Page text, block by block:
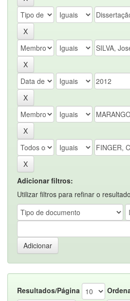
Adicionar filtros:
Utilizar filtros para refinar o
Resultados/Página